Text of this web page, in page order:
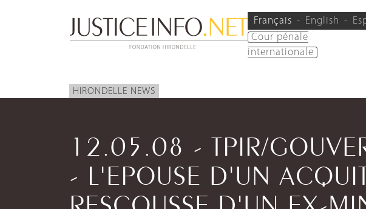
Français English
Cour pénale
internationale
HIRONDELLE NEWS
12.05.08 - TPIR/
- L'EPOUSE D'UN
RESCOUSSE D'UN EX-